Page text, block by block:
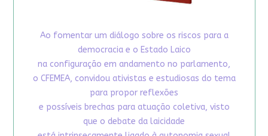
Ao fomentar um diálogo sobre os riscos para a
democracia e o Estado Laico
na configuração em andamento no parlamento,
o CFEMEA, convidou ativistas e estudiosas do tema
para propor reflexões
e possíveis brechas para atuação coletiva, visto
que o debate da laicidade